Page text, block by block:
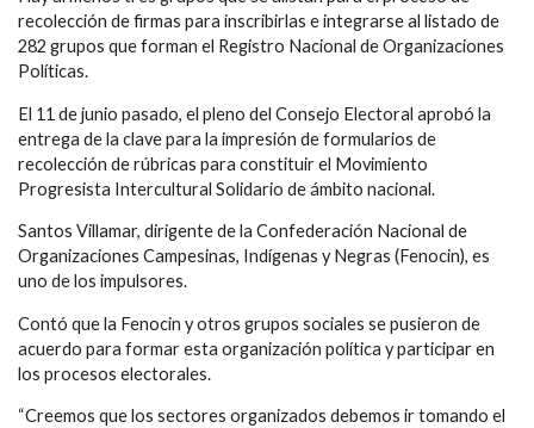
recolección de firmas para inscribirlas e integrarse al listado de
282 grupos que forman el Registro Nacional de Organizaciones
Políticas.
El 11 de junio pasado, el pleno del Consejo Electoral aprobó la
entrega de la clave para la impresión de formularios de
recolección de rúbricas para constituir el Movimiento
Progresista Intercultural Solidario de ámbito nacional.
Santos Villamar, dirigente de la Confederación Nacional de
Organizaciones Campesinas, Indígenas y Negras (Fenocin), es
uno de los impulsores.
Contó que la Fenocin y otros grupos sociales se pusieron de
acuerdo para formar esta organización política y participar en
los procesos electorales.
“Creemos que los sectores organizados debemos ir tomando el